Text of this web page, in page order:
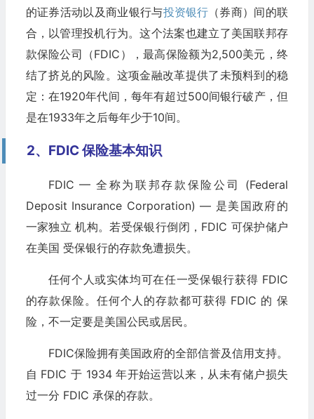
的证券活动以及商业银行与投资银行（券商）间的联
合，以管理投机行为。这个法案也建立了美国联邦存
款保险公司（FDIC），最高保险额为2,500美元，终
结了挤兑的风险。这项金融改革提供了未预料到的稳
定：在1920年代间，每年有超过500间银行破产，但
是在1933年之后每年少于10间。
2、FDIC 保险基本知识
FDIC — 全称为联邦存款保险公司 (Federal
Deposit Insurance Corporation) — 是美国政府的
一家独立 机构。若受保银行倒闭，FDIC 可保护储户
在美国 受保银行的存款免遭损失。
任何个人或实体均可在任一受保银行获得 FDIC
的存款保险。任何个人的存款都可获得 FDIC 的 保
险，不一定要是美国公民或居民。
FDIC保险拥有美国政府的全部信誉及信用支持。
自 FDIC 于 1934 年开始运营以来，从未有储户损失
过一分 FDIC 承保的存款。